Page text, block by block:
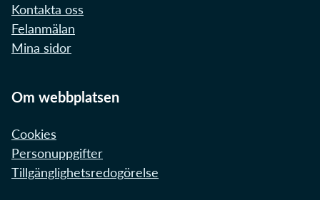
Kontakta oss
Felanmälan
Mina sidor
Om webbplatsen
Cookies
Personuppgifter
Tillgänglighetsredogörelse